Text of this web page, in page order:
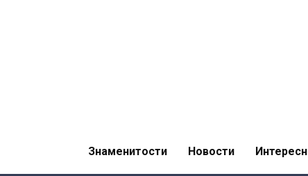
Знаменитости Новости